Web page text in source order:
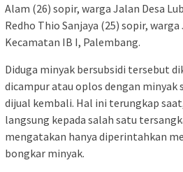
Alam (26) sopir, warga Jalan Desa
Redho Thio Sanjaya (25) sopir,
Kecamatan IB I, Palembang.
Diduga minyak bersubsidi tersebut
dicampur atau oplos dengan minyak
dijual kembali. Hal ini terungkap
langsung kepada salah satu
mengatakan hanya diperintahkan
bongkar minyak.